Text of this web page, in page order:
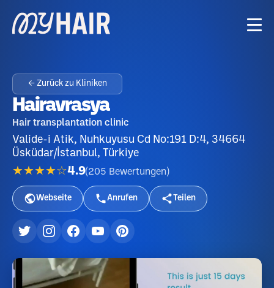
← Zurück zu Kliniken
Hairavrasya
Hair transplantation clinic
Valide-i Atik, Nuhkuyusu Cd No:191 D:4, 34664
Üsküdar/İstanbul, Türkiye
★★★★☆4.9(205 Bewertungen )
Webseite Anrufen Teilen